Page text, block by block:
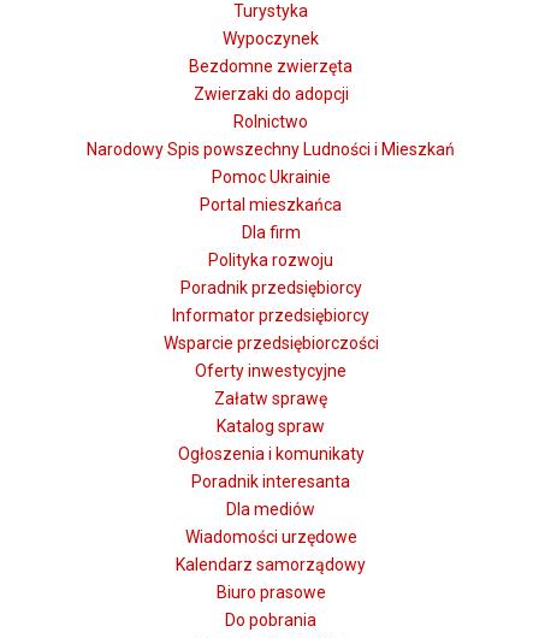
Turystyka
Wypoczynek
Bezdomne zwierzęta
Zwierzaki do adopcji
Rolnictwo
Narodowy Spis powszechny Ludności i Mieszkań
Pomoc Ukrainie
Portal mieszkańca
Dla firm
Polityka rozwoju
Poradnik przedsiębiorcy
Informator przedsiębiorcy
Wsparcie przedsiębiorczości
Oferty inwestycyjne
Załatw sprawę
Katalog spraw
Ogłoszenia i komunikaty
Poradnik interesanta
Dla mediów
Wiadomości urzędowe
Kalendarz samorządowy
Biuro prasowe
Do pobrania